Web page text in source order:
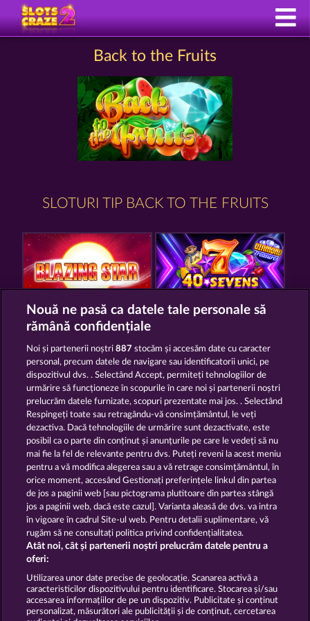
Back to the Fruits
SLOTURI TIP BACK TO THE FRUITS
BLAZING STAR
FROOTY TROUPE SUN SPLASH 100 FLARING FRUITS
Termeni și condiții
Declarație de confidențialitate
Asistență tehnică Firmă
Trimite Cererea de Retragere
Nouă ne pasă ca datele tale personale să
rămână confidențiale
Noi și partenerii noștri887 stocăm și accesăm date cu caracter
personal, precum datele de navigare sau identificatorii unici, pe
dispozitivul dvs. . Selectând Accept, permiteți tehnologiilor de
urmărire să funcționeze în scopurile în care noi și partenerii noștri
prelucrăm datele furnizate, scopuri prezentate mai jos. . Selectând
Respingeți toate sau retragându-vă consimțământul, le veți
dezactiva. Dacă tehnologiile de urmărire sunt dezactivate, este
posibil ca o parte din conținut și anunțurile pe care le vedeți să nu
mai fie la fel de relevante pentru dvs. Puteți reveni la acest meniu
pentru a vă modifica alegerea sau a vă retrage consimțământul, în
orice moment, accesând Gestionați preferințele linkul din partea
de jos a paginii web [sau pictograma plutitoare din partea stângă
jos a paginii web, dacă este cazul]. Varianta aleasă de dvs. va intra
în vigoare în cadrul Site-ul web. Pentru detalii suplimentare, vă
rugăm să ne consultați politica privind confidențialitatea.
Atât noi, cât și partenerii noștri prelucrăm datele pentru a
oferi:
Utilizarea unor date precise de geolocație. Scanarea activă a
caracteristicilor dispozitivului pentru identificare. Stocarea și/sau
accesarea informațiilor de pe un dispozitiv. Publicitate și conținut
personalizat, măsurători ale publicității și de conținut, cercetarea